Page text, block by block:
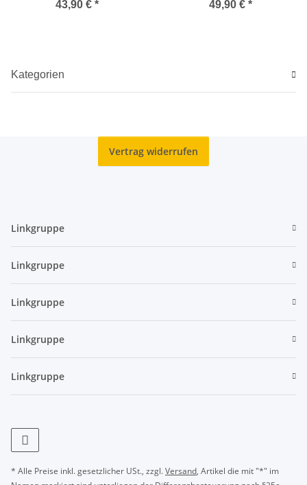
43,90 € * 49,90 € *
Kategorien
Vertrag widerrufen
Linkgruppe
Linkgruppe
Linkgruppe
Linkgruppe
Linkgruppe
* Alle Preise inkl. gesetzlicher USt., zzgl.Versand, Artikel die mit "*" im